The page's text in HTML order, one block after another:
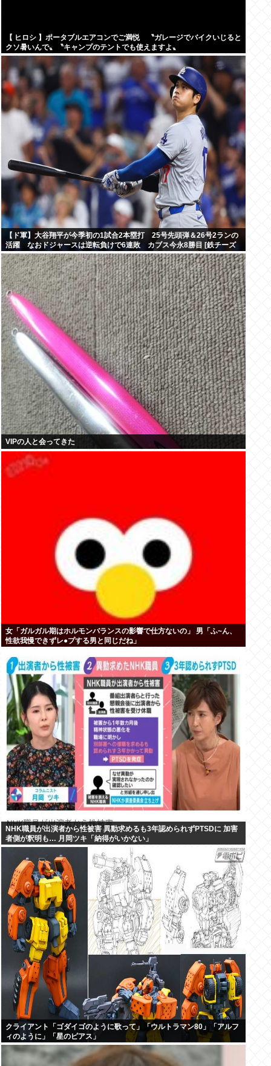
【 ヒロシ 】ポータブルエアコンでご満悦 〝ガレージでバイクいじると
クソ暑いんで〟〝キャンプのテントでも使えますよ〟
【ド軍】大谷翔平が今季初の1試合2本塁打 25号先頭弾＆26号2ランの
活躍 なおドジャースは逆転負けで6連敗 カブス今永8勝目 [鉄チーズ
烏★]
VIPの人と会ってきた
女「ガルガル期はホルモンバランスの影響で仕方ないの」 男「ふ~ん、
性欲我慢できずレ●プする男と同じだね」
NHK職員が出演者から性被害 異動求めるも3年認められずPTSDに 加害
者側が釈明も… 月岡ツキ「納得がいかない」
クライアント「ゴダイゴのように歌って」「ウルトラマン80」「アルフ
ィのように」「星のピアス」